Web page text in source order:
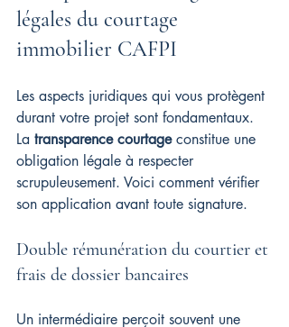
légales du courtage
immobilier CAFPI
Les aspects juridiques qui vous protègent
durant votre projet sont fondamentaux.
La transparence courtage constitue une
obligation légale à respecter
scrupuleusement. Voici comment vérifier
son application avant toute signature.
Double rémunération du courtier et
frais de dossier bancaires
Un intermédiaire perçoit souvent une